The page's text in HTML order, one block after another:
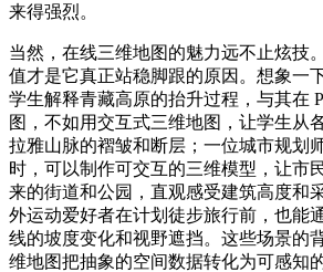
来得强烈。
当然，在线三维地图的魅力远不止炫技
值才是它真正站稳脚跟的原因。想象一
学生解释青藏高原的抬升过程，与其在
图，不如用交互式三维地图，让学生从
拉雅山脉的褶皱和断层；一位城市规划
时，可以制作可交互的三维模型，让市
来的街道和公园，直观感受建筑高度和
外运动爱好者在计划徒步旅行前，也能
线的坡度变化和视野遮挡。这些场景的
维地图把抽象的空间数据转化为可感知